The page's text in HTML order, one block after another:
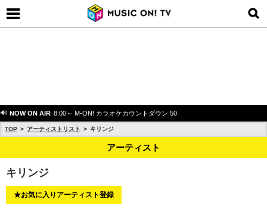
NOW ON AIR 8:00～ M-ON! カラオケカウントダウン 50
TOP アーティストリスト キリンジ
アーティスト
キリンジ
★お気に入りアーティスト登録